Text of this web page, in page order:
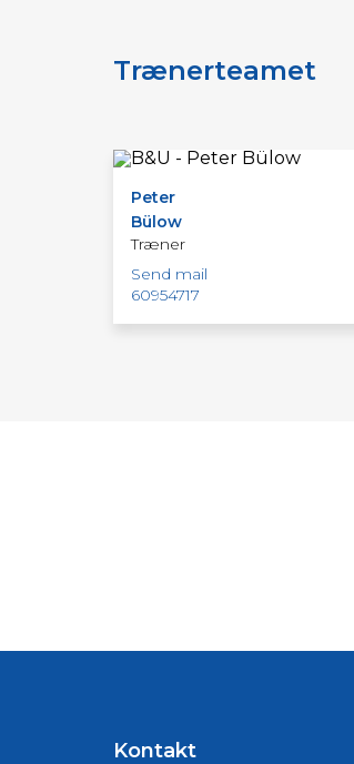
Trænerteamet
Peter
Bülow
Træner
Send mail
60954717
Kontakt